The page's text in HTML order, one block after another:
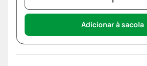
Adicionar à sacola